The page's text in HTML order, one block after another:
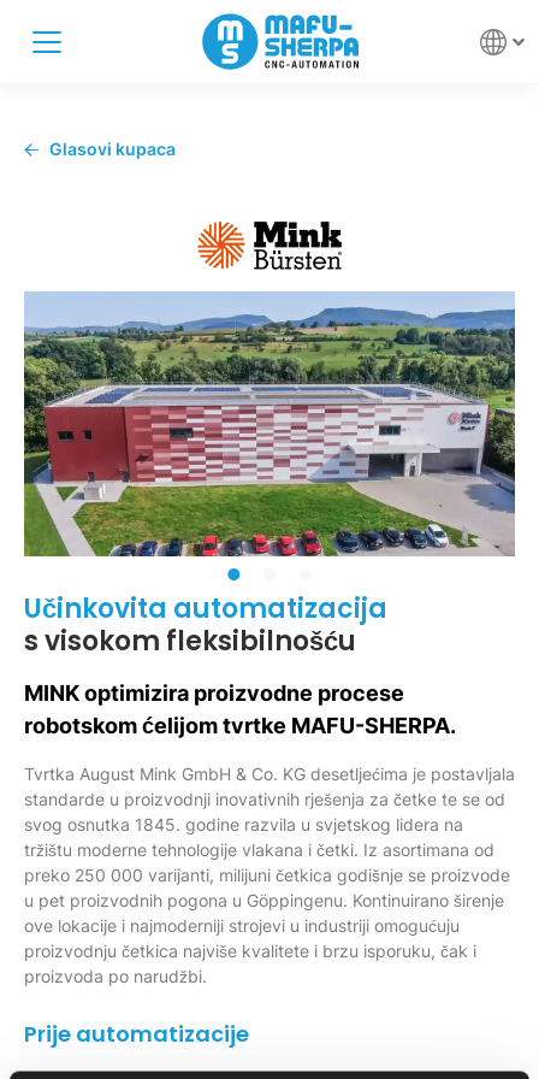
Glasovi kupaca
Učinkovita automatizacija
s visokom fleksibilnošću
MINK optimizira proizvodne procese
robotskom ćelijom tvrtke MAFU-SHERPA.
Tvrtka August Mink GmbH & Co. KG desetljećima je postavljala
standarde u proizvodnji inovativnih rješenja za četke te se od
svog osnutka 1845. godine razvila u svjetskog lidera na
tržištu moderne tehnologije vlakana i četki. Iz asortimana od
preko 250 000 varijanti, milijuni četkica godišnje se proizvode
u pet proizvodnih pogona u Göppingenu. Kontinuirano širenje
ove lokacije i najmoderniji strojevi u industriji omogućuju
proizvodnju četkica najviše kvalitete i brzu isporuku, čak i
proizvoda po narudžbi.
Prije automatizacije